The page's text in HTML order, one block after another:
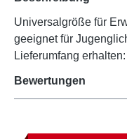
Universalgröße für
geeignet für
Lieferumfang
Bewertungen